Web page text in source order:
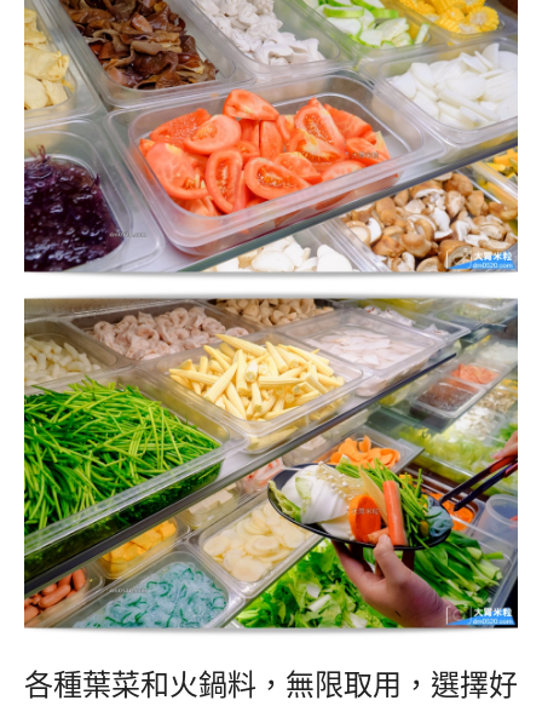
各種葉菜和火鍋料，無限取用，選擇好